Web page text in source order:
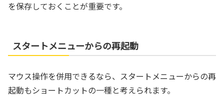
を保存しておくことが重要です。
スタートメニューからの再起動
マウス操作を併用できるなら、スタートメニューからの再
起動もショートカットの一種と考えられます。